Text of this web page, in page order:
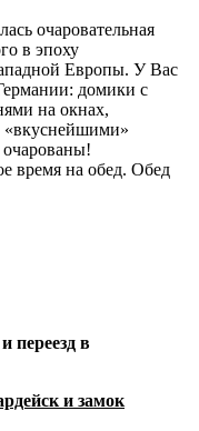
очаровательная
в эпоху
Европы. У Вас
домики с
на окнах,
время на обед. Обед
переезд в
и замок